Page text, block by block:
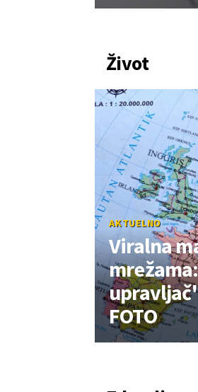
Život
AKTUELNO
Viralna
FOTO